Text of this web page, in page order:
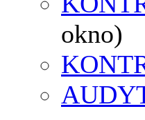
okno)